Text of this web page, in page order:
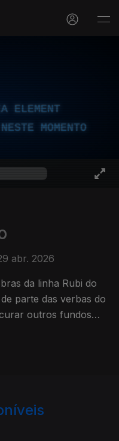
ELEMENT
MOMENTO
abr. 2026
da linha Rubi do
parte das verbas do
outros fundos